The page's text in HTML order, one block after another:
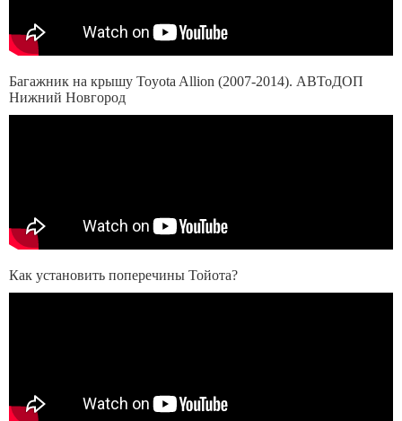
Багажник на крышу Toyota Allion (2007-2014). АВТоДОП
Нижний Новгород
Как установить поперечины Тойота?